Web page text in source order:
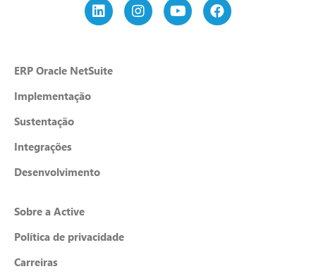
ERP Oracle NetSuite
Implementação
Sustentação
Integrações
Desenvolvimento
Sobre a Active
Política de privacidade
Carreiras